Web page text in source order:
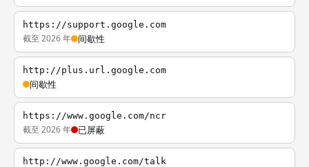
https://support.google.com
截至 2026 年 间歇性
http://plus.url.google.com
间歇性
https://www.google.com/ncr
截至 2026 年 已屏蔽
http://www.google.com/talk